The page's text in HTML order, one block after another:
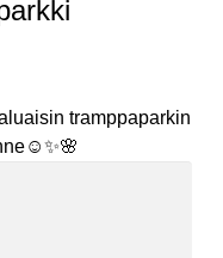
tramppaparkin